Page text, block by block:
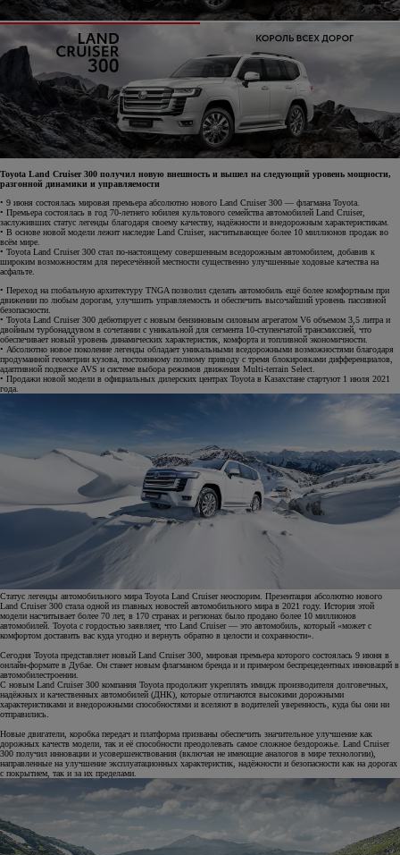
Toyota Land Cruiser 300 получил новую внешность и вышел на следующий уровень мощности,
разгонной динамики и управляемости
• 9 июня состоялась мировая премьера абсолютно нового Land Cruiser 300 — флагмана Toyota.
• Премьера состоялась в год 70-летнего юбилея культового семейства автомобилей Land Cruiser,
заслуживших статус легенды благодаря своему качеству, надёжности и внедорожным характеристикам.
• В основе новой модели лежит наследие Land Cruiser, насчитывающее более 10 миллионов продаж во
всём мире.
• Toyota Land Cruiser 300 стал по-настоящему совершенным вседорожным автомобилем, добавив к
широким возможностям для пересечённой местности существенно улучшенные ходовые качества на
асфальте.
• Переход на глобальную архитектуру TNGA позволил сделать автомобиль ещё более комфортным при
движении по любым дорогам, улучшить управляемость и обеспечить высочайший уровень пассивной
безопасности.
• Toyota Land Cruiser 300 дебютирует с новым бензиновым силовым агрегатом V6 объемом 3,5 литра и
двойным турбонаддувом в сочетании с уникальной для сегмента 10-ступенчатой трансмиссией, что
обеспечивает новый уровень динамических характеристик, комфорта и топливной экономичности.
• Абсолютно новое поколение легенды обладает уникальными вседорожными возможностями благодаря
продуманной геометрии кузова, постоянному полному приводу с тремя блокировками дифференциалов,
адаптивной подвеске AVS и системе выбора режимов движения Multi-terrain Select.
• Продажи новой модели в официальных дилерских центрах Toyota в Казахстане стартуют 1 июля 2021
года.
Статус легенды автомобильного мира Toyota Land Cruiser неоспорим. Презентация абсолютно нового
Land Cruiser 300 стала одной из главных новостей автомобильного мира в 2021 году. История этой
модели насчитывает более 70 лет, в 170 странах и регионах было продано более 10 миллионов
автомобилей. Toyota с гордостью заявляет, что Land Cruiser — это автомобиль, который «может с
комфортом доставить вас куда угодно и вернуть обратно в целости и сохранности».
Сегодня Toyota представляет новый Land Cruiser 300, мировая премьера которого состоялась 9 июня в
онлайн-формате в Дубае. Он станет новым флагманом бренда и и примером беспрецедентных инноваций в
автомобилестроении.
С новым Land Cruiser 300 компания Toyota продолжит укреплять имидж производителя долговечных,
надёжных и качественных автомобилей (ДНК), которые отличаются высокими дорожными
характеристиками и внедорожными способностями и вселяют в водителей уверенность, куда бы они ни
отправились.
Новые двигатели, коробка передач и платформа призваны обеспечить значительное улучшение как
дорожных качеств модели, так и её способности преодолевать самое сложное бездорожье. Land Cruiser
300 получил инновации и усовершенствования (включая не имеющие аналогов в мире технологии),
направленные на улучшение эксплуатационных характеристик, надёжности и безопасности как на дорогах
с покрытием, так и за их пределами.